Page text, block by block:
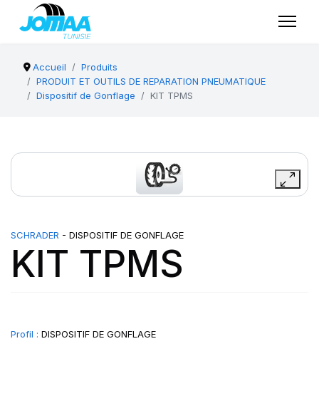
Accueil
Produits
PRODUIT ET OUTILS DE REPARATION PNEUMATIQUE
Dispositif de Gonflage
KIT TPMS
SCHRADER - DISPOSITIF DE GONFLAGE
KIT TPMS
Profil : DISPOSITIF DE GONFLAGE